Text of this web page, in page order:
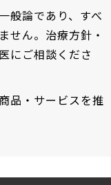
般論であり、すべ
せん。治療方針・
にご相談くださ
品・サービスを推